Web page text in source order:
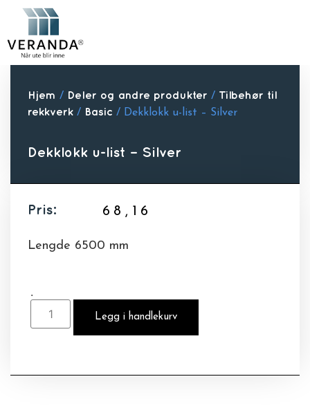
Hjem / Deler og andre produkter / Tilbehør til
rekkverk / Basic / Dekklokk u-list – Silver
Dekklokk u-list – Silver
Pris: 68,16
Lengde 6500 mm
.
Legg i handlekurv